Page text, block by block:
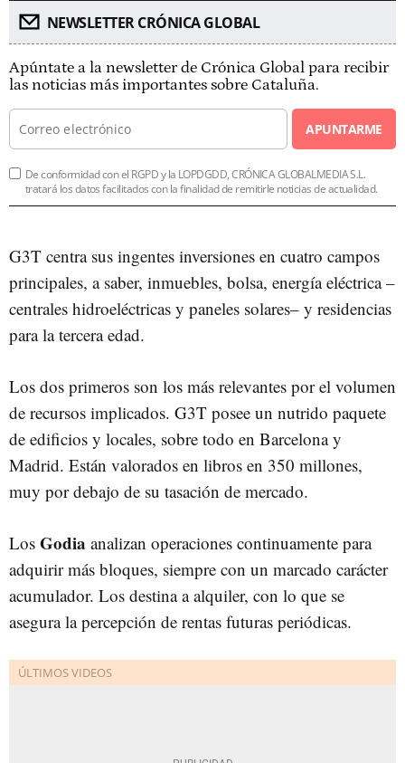
NEWSLETTER CRÓNICA GLOBAL
Apúntate a la newsletter de Crónica Global para recibir
las noticias más importantes sobre Cataluña.
APUNTARME
De conformidad con el RGPD y la LOPDGDD, CRÓNICA GLOBALMEDIA S.L.
tratará los datos facilitados con la finalidad de remitirle noticias de actualidad.
G3T centra sus ingentes inversiones en cuatro campos
principales, a saber, inmuebles, bolsa, energía eléctrica –
centrales hidroeléctricas y paneles solares– y residencias
para la tercera edad.
Los dos primeros son los más relevantes por el volumen
de recursos implicados. G3T posee un nutrido paquete
de edificios y locales, sobre todo en Barcelona y
Madrid. Están valorados en libros en 350 millones,
muy por debajo de su tasación de mercado.
Los Godia analizan operaciones continuamente para
adquirir más bloques, siempre con un marcado carácter
acumulador. Los destina a alquiler, con lo que se
asegura la percepción de rentas futuras periódicas.